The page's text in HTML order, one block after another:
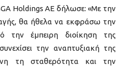
Holdings ΑΕ δήλωσε: «Με την
θα ήθελα να εκφράσω την
την έμπειρη διοίκηση της
την αναπτυξιακή της
τη σταθερότητα και την